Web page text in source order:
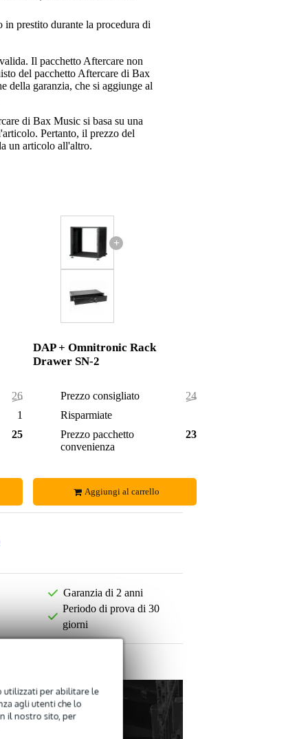
utilizzati per abilitare le
agli utenti che lo
il nostro sito, per
prestito durante la procedura di
Il pacchetto Aftercare non
del pacchetto Aftercare di Bax
della garanzia, che si aggiunge al
di Bax Music si basa su una
Pertanto, il prezzo del
un articolo all'altro.
266,00 €
10,00 €
256,00 €
+
DAP + Omnitronic Rack
Drawer SN-2
Prezzo consigliato
244,00 €
Risparmiate
Prezzo pacchetto
convenienza
237,00 €
Aggiungi al carrello
Garanzia di 2 anni
Periodo di prova di 30
giorni